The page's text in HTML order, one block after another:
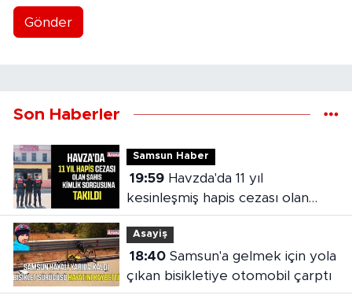
Gönder
Son Haberler
Samsun Haber
19:59Havzda'da 11 yıl
kesinleşmiş hapis cezası olan
şahıs yakalandı
Asayiş
18:40Samsun'a gelmek için yola
çıkan bisikletiye otomobil çarptı